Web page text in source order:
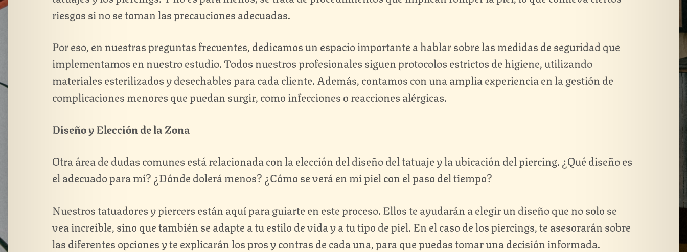
riesgos si no se toman las precauciones adecuadas.
Por eso, en nuestras preguntas frecuentes, dedicamos un espacio importante a hablar sobre las medidas de seguridad que
implementamos en nuestro estudio. Todos nuestros profesionales siguen protocolos estrictos de higiene, utilizando
materiales esterilizados y desechables para cada cliente. Además, contamos con una amplia experiencia en la gestión de
complicaciones menores que puedan surgir, como infecciones o reacciones alérgicas.
Diseño y Elección de la Zona
Otra área de dudas comunes está relacionada con la elección del diseño del tatuaje y la ubicación del piercing. ¿Qué diseño es
el adecuado para mí? ¿Dónde dolerá menos? ¿Cómo se verá en mi piel con el paso del tiempo?
Nuestros tatuadores y piercers están aquí para guiarte en este proceso. Ellos te ayudarán a elegir un diseño que no solo se
vea increíble, sino que también se adapte a tu estilo de vida y a tu tipo de piel. En el caso de los piercings, te asesorarán sobre
las diferentes opciones y te explicarán los pros y contras de cada una, para que puedas tomar una decisión informada.